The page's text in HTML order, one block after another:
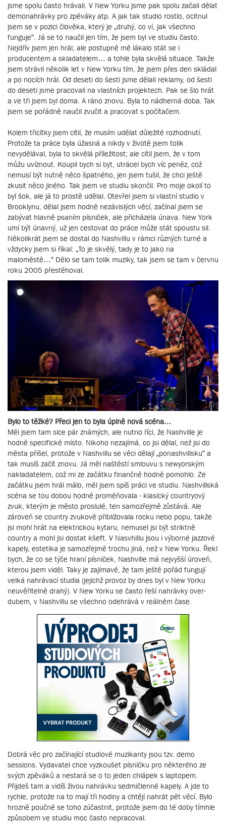
jsme spolu často hrávali. V New Yorku jsme pak spolu začali dělat
demonahrávky pro zpěváky atp. A jak tak studio rostlo, ocitnul
jsem se v pozici člověka, který je „druhý, co ví, jak všechno
funguje“. Já se to naučil jen tím, že jsem byl ve studiu často.
Nejdřív jsem jen hrál, ale postupně mě lákalo stát se i
producentem a skladatelem… a tohle byla skvělá situace. Takže
jsem strávil několik let v New Yorku tím, že jsem přes den skládal
a po nocích hrál. Od deseti do šesti jsme dělali reklamy, od šesti
do deseti jsme pracovali na vlastních projektech. Pak se šlo hrát
a ve tři jsem byl doma. A ráno znovu. Byla to nádherná doba. Tak
jsem se pořádně naučil zvučit a pracovat s počítačem.
Kolem třicítky jsem cítil, že musím udělat důležité rozhodnutí.
Protože ta práce byla úžasná a nikdy v životě jsem tolik
nevydělával, byla to skvělá příležitost; ale cítil jsem, že v tom
můžu uvíznout. Koupil bych si byt, utrácel bych víc peněz, což
nemusí být nutně něco špatného, jen jsem tušil, že chci ještě
zkusit něco jiného. Tak jsem ve studiu skončil. Pro moje okolí to
byl šok, ale já to prostě udělal. Otevřel jsem si vlastní studio v
Brooklynu, dělal jsem hodně nezávislých věcí, začínal jsem se
zabývat hlavně psaním písniček, ale přicházela únava. New York
umí být únavný, už jen cestovat do práce může stát spoustu sil.
Několikrát jsem se dostal do Nashvillu v rámci různých turné a
vždycky jsem si říkal: „To je skvělý, tady je to jako na
maloměstě…“ Dělo se tam tolik muziky, tak jsem se tam v červnu
roku 2005 přestěhoval.
Bylo to těžké? Přeci jen to byla úplně nová scéna…
Měl jsem tam sice pár známých, ale nutno říci, že Nashville je
hodně specifické místo. Nikoho nezajímá, co jsi dělal, než jsi do
města přišel, protože v Nashvillu se věci dělají „ponashvillsku“ a
tak musíš začít znovu. Já měl naštěstí smlouvu s newyorským
nakladatelem, což mi ze začátku finančně hodně pomohlo. Ze
začátku jsem hrál málo, měl jsem spíš práci ve studiu. Nashvillská
scéna se tou dobou hodně proměňovala - klasický countryový
zvuk, kterým je město proslulé, ten samozřejmě zůstává. Ale
zároveň se country zvukově přibližovala rocku nebo popu, takže
jsi mohl hrát na elektrickou kytaru, nemusel jsi být striktně
country a mohl jsi dostat kšeft. V Nasvhillu jsou i výborné jazzové
kapely, estetika je samozřejmě trochu jiná, než v New Yorku. Řekl
bych, že co se týče hraní písniček, Nashville má nejvyšší úroveň,
kterou jsem viděl. Taky je zajímavé, že tam ještě pořád fungují
velká nahrávací studia (jejichž provoz by dnes byl v New Yorku
neuvěřitelně drahý). V New Yorku se často řeší nahrávky over-
dubem, v Nashvillu se všechno odehrává v reálném čase.
Dobrá věc pro začínající studiové muzikanty jsou tzv. demo
sessions. Vydavatel chce vyzkoušet písničku pro některého ze
svých zpěváků a nestará se o to jeden chlápek s laptopem.
Přijdeš tam a vidíš živou nahrávku sedmičlenné kapely. A jde to
rychle, protože na to mají tři hodiny a chtějí nahrát pět věcí. Bylo
hrozně poučné se toho zúčastnit, protože jsem do té doby tímhle
způsobem ve studiu moc často nepracoval.